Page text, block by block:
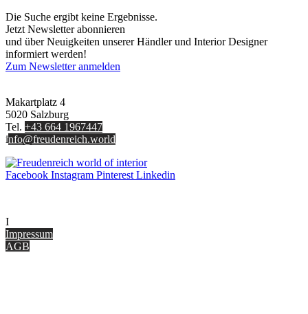
Die Suche ergibt keine Ergebnisse.
Jetzt Newsletter abonnieren
und über Neuigkeiten unserer Händler und Interior Designer
informiert werden!
Zum Newsletter anmelden
Makartplatz 4
5020 Salzburg
Tel. +43 664 1967447
info@freudenreich.world
Facebook Instagram Pinterest Linkedin
I
Impressum
AGB